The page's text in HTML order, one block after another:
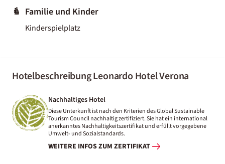
Familie und Kinder
Kinderspielplatz
Hotelbeschreibung Leonardo Hotel Verona
Nachhaltiges Hotel
Diese Unterkunft ist nach den Kriterien des Global Sustainable
Tourism Council nachhaltig zertifiziert. Sie hat ein international
anerkanntes Nachhaltigkeitszertifikat und erfüllt vorgegebene
Umwelt- und Sozialstandards.
WEITERE INFOS ZUM ZERTIFIKAT